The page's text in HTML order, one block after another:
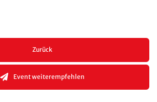
Zurück
Event weiterempfehlen